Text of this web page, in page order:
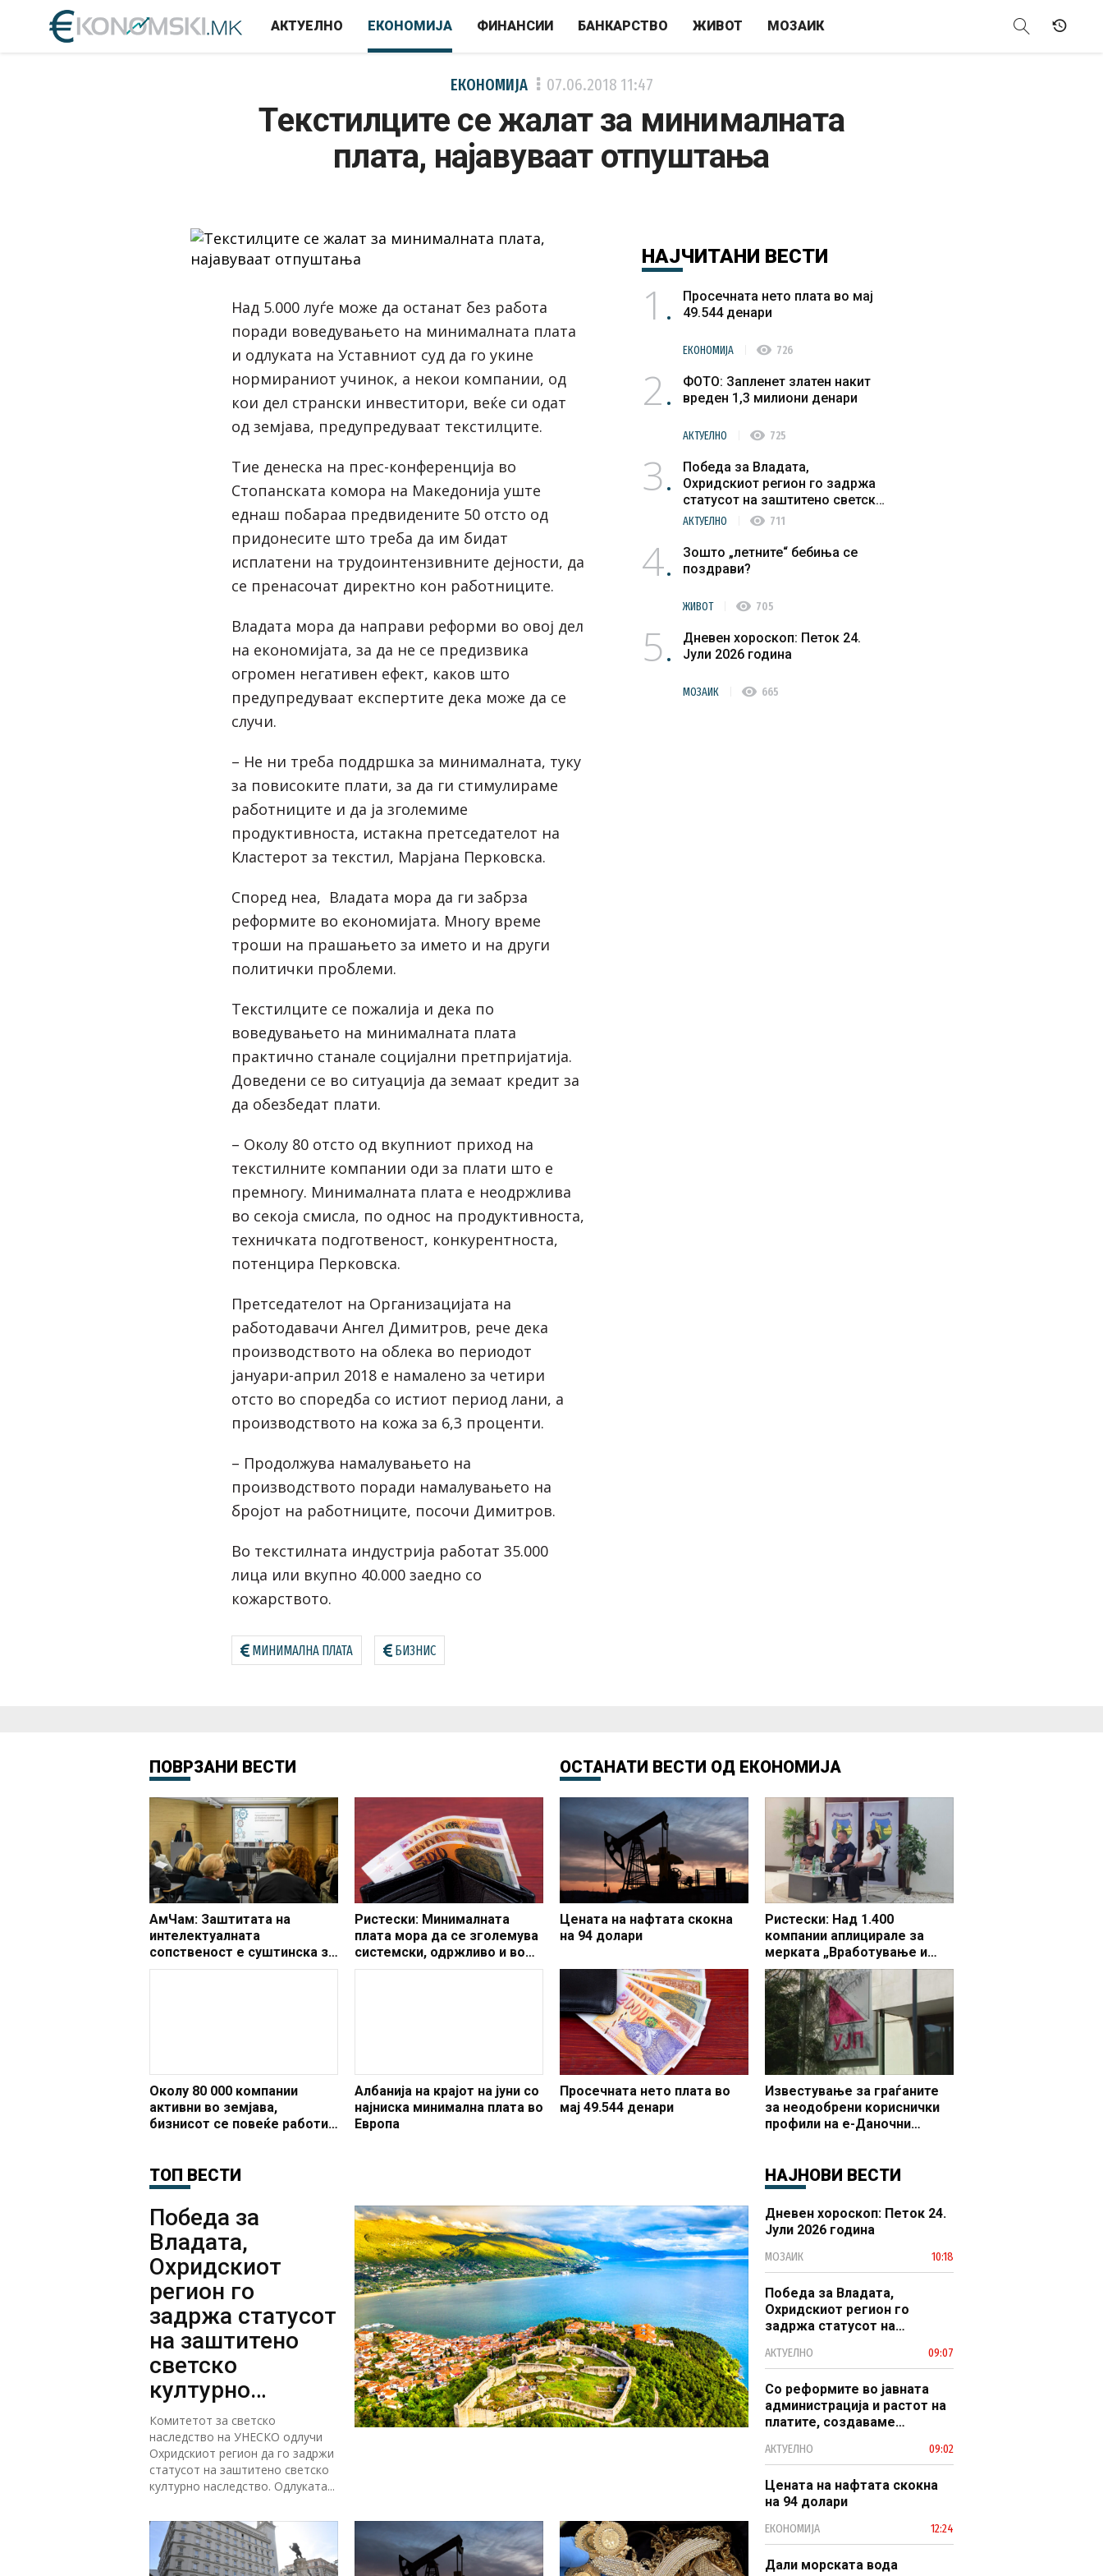
АКТУЕЛНО ЕКОНОМИЈА ФИНАНСИИ БАНКАРСТВО ЖИВОТ МОЗАИК
ЕКОНОМИЈА 07.06.2018 11:47
Tекстилците се жалат за минималната
плата, најавуваат отпуштања
Над 5.000 луѓе може да останат без работа
поради воведувањето на минималната плата
и одлуката на Уставниот суд да го укине
нормираниот учинок, а некои компании, од
кои дел странски инвеститори, веќе си одат
од земјава, предупредуваат текстилците.
Тие денеска на прес-конференција во
Стопанската комора на Македонија уште
еднаш побараа предвидените 50 отсто од
придонесите што треба да им бидат
исплатени на трудоинтензивните дејности, да
се пренасочат директно кон работниците.
Владата мора да направи реформи во овој дел
на економијата, за да не се предизвика
огромен негативен ефект, каков што
предупредуваат експертите дека може да се
случи.
– Не ни треба поддршка за минималната, туку
за повисоките плати, за да ги стимулираме
работниците и да ја зголемиме
продуктивноста, истакна претседателот на
Кластерот за текстил, Марјана Перковска.
Според неа, Владата мора да ги забрза
реформите во економијата. Многу време
троши на прашањето за името и на други
политички проблеми.
Текстилците се пожалија и дека по
воведувањето на минималната плата
практично станале социјални претпријатија.
Доведени се во ситуација да земаат кредит за
да обезбедат плати.
– Околу 80 отсто од вкупниот приход на
текстилните компании оди за плати што е
премногу. Минималната плата е неодржлива
во секоја смисла, по однос на продуктивноста,
техничката подготвеност, конкурентноста,
потенцира Перковска.
Претседателот на Организацијата на
работодавачи Ангел Димитров, рече дека
производството на облека во периодот
јануари-април 2018 е намалено за четири
отсто во споредба со истиот период лани, а
производството на кожа за 6,3 проценти.
– Продолжува намалувањето на
производството поради намалувањето на
бројот на работниците, посочи Димитров.
Во текстилната индустрија работат 35.000
лица или вкупно 40.000 заедно со
кожарството.
МИНИМАЛНА ПЛАТА БИЗНИС
НАЈЧИТАНИ ВЕСТИ
1
Просечната нето плата во мај
49.544 денари
ЕКОНОМИЈА visibility 726
2
ФОТО: Запленет златен накит
вреден 1,3 милиони денари
АКТУЕЛНО visibility 725
3
Победа за Владата,
Охридскиот регион го задржа
статусот на заштитено светско
културно наследство
АКТУЕЛНО visibility 711
4
Зошто „летните“ бебиња се
поздрави?
ЖИВОТ visibility 705
5
Дневен хороскоп: Петок 24.
Јули 2026 година
МОЗАИК visibility 665
ПОВРЗАНИ ВЕСТИ
АмЧам: Заштитата на
интелектуалната
сопственост е суштинска за
економскиот развој,
Ристески: Минималната
плата мора да се зголемува
системски, одржливо и во
рамки на економските
Околу 80 000 компании
активни во земјава,
бизнисот се повеќе работи
Албанија на крајот на јуни со
најниска минимална плата во
Европа
ОСТАНАТИ ВЕСТИ ОД ЕКОНОМИЈА
Цената на нафтата скокна
на 94 долари
Просечната нето плата во
мај 49.544 денари
Ристески: Над 1.400
компании аплицирале за
мерката „Вработување и
раст“, во Делчево 44 фирми
бараат поддршка за 65 нови
вработувања
Известување за граѓаните
за неодобрени кориснички
профили на е-Даночни
ТОП ВЕСТИ
Победа за
Владата,
Охридскиот
регион го
задржа статусот
на заштитено
светско
културно
наследство
Комитетот за светско
наследство на УНЕСКО одлучи
Охридскиот регион да го задржи
статусот на заштитено светско
културно наследство. Одлуката...
НАЈНОВИ ВЕСТИ
Дневен хороскоп: Петок 24.
Јули 2026 година
МОЗАИК 10:18
Победа за Владата,
Охридскиот регион го
задржа статусот на
наследство
АКТУЕЛНО 09:07
Со реформите во јавната
администрација и растот на
платите, создаваме
модерен јавен сектор
АКТУЕЛНО 09:02
Цената на нафтата скокна
на 94 долари
ЕКОНОМИЈА 12:24
Дали морската вода